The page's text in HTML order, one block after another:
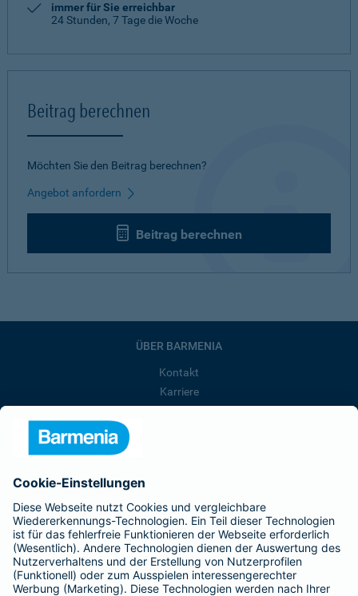
immer für Sie erreichbar
24 Stunden, 7 Tage die Woche
Beitrag berechnen
Möchten Sie den Beitrag berechnen?
Angebot anfordern
Beitrag berechnen
ÜBER BARMENIA
Kontakt
Karriere
Barmenia ist Teil der BarmeniaGothaer
BELIEBTE SEITEN
Kranken-Zusatzversicherung
Tierversicherungen
Haftpflichtversicherung